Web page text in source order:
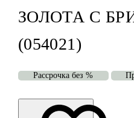
ЗОЛОТА С
(054021)
Рассрочка без %